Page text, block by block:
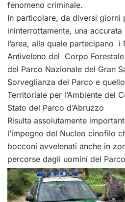
fenomeno criminale.
In particolare, da diversi giorni
ininterrottamente, una
l’area, alla quale partecipano i
Antiveleno del Corpo
del Parco Nazionale del Gran
Sorveglianza del Parco e
Territoriale per l’Ambiente del
Stato del Parco d’Abruzzo
Risulta assolutamente
l’impegno del Nucleo cinofilo
bocconi avvelenati anche in
percorse dagli uomini del